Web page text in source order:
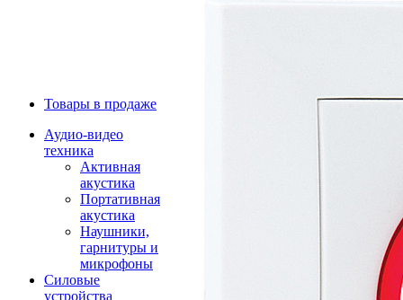
Товары в продаже
Аудио-видео
техника
Активная
акустика
Портативная
акустика
Наушники,
гарнитуры и
микрофоны
Силовые
устройства